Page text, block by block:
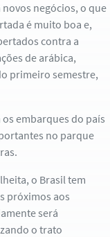
negócios, o que
é muito boa e,
contra a
de arábica,
primeiro semestre,
embarques do país
no parque
o Brasil tem
próximos aos
será
o trato